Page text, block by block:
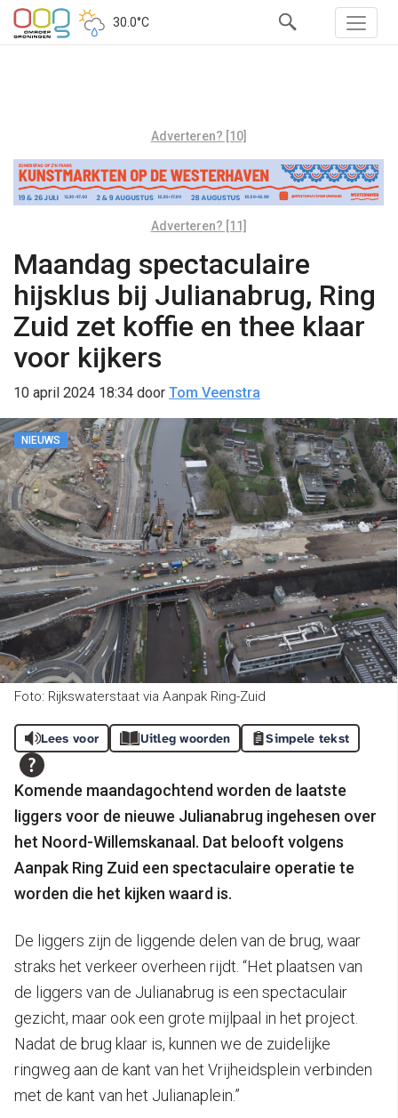
30.0°C
Adverteren? [10]
Adverteren? [11]
Maandag spectaculaire
hijsklus bij Julianabrug, Ring
Zuid zet koffie en thee klaar
voor kijkers
10 april 2024 18:34 door Tom Veenstra
NIEUWS
Foto: Rijkswaterstaat via Aanpak Ring-Zuid
Lees voor Uitleg woorden Simpele tekst
Komende maandagochtend worden de laatste
liggers voor de nieuwe Julianabrug ingehesen over
het Noord-Willemskanaal. Dat belooft volgens
Aanpak Ring Zuid een spectaculaire operatie te
worden die het kijken waard is.
De liggers zijn de liggende delen van de brug, waar
straks het verkeer overheen rijdt. “Het plaatsen van
de liggers van de Julianabrug is een spectaculair
gezicht, maar ook een grote mijlpaal in het project.
Nadat de brug klaar is, kunnen we de zuidelijke
ringweg aan de kant van het Vrijheidsplein verbinden
met de kant van het Julianaplein.”